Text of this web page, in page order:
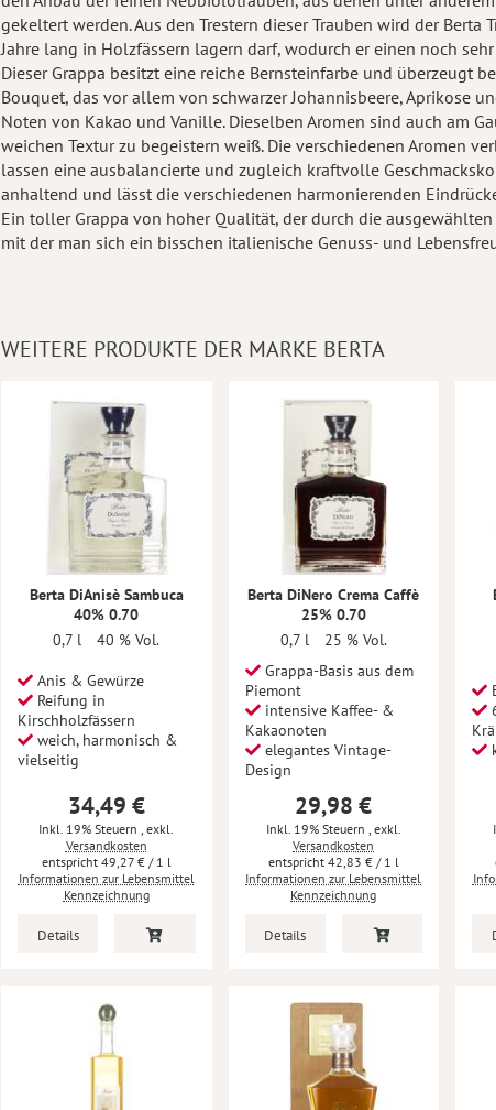
gekeltert werden. Aus den Trestern dieser Trauben wird der
Jahre lang in Holzfässern lagern darf, wodurch er einen noch
Dieser Grappa besitzt eine reiche Bernsteinfarbe und überzeugt
Bouquet, das vor allem von schwarzer Johannisbeere, Aprikose
Noten von Kakao und Vanille. Dieselben Aromen sind auch am
weichen Textur zu begeistern weiß. Die verschiedenen Aromen
lassen eine ausbalancierte und zugleich kraftvolle
anhaltend und lässt die verschiedenen harmonierenden
Ein toller Grappa von hoher Qualität, der durch die
mit der man sich ein bisschen italienische Genuss- und
WEITERE PRODUKTE DER MARKE BERTA
Berta DiAnisè Sambuca
40% 0.70
0,7 l
40 % Vol.
Anis & Gewürze
Reifung in
Kirschholzfässern
weich, harmonisch &
vielseitig
34,49 €
Inkl. 19% Steuern, exkl.
Versandkosten
49,27 €/ 1 l
Informationen zur Lebensmittel
Kennzeichnung
Details
Berta DiNero Crema Caffè
25% 0.70
0,7 l
25 % Vol.
Grappa-Basis aus dem
Piemont
intensive Kaffee- &
Kakaonoten
elegantes Vintage-
Design
29,98 €
Inkl. 19% Steuern , exkl.
Versandkosten
42,83 €/ 1 l
Informationen zur Lebensmittel
Kennzeichnung
Details